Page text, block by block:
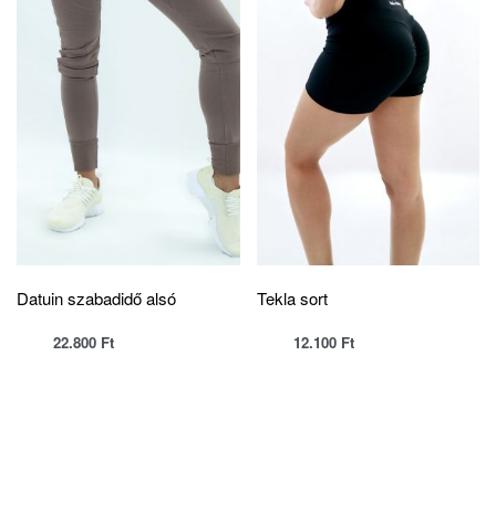
Datuin szabadidő alsó
22.800 Ft
Tekla sort
12.100 Ft